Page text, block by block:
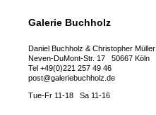
Galerie Buchholz
Daniel Buchholz & Christopher Müller
Neven-DuMont-Str. 17
50667 Köln
Tel +49(0)221 257 49 46
post@galeriebuchholz.de
Tue-Fr 11-18 Sa 11-16